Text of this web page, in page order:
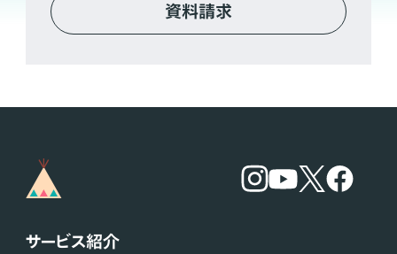
資料請求
サービス紹介